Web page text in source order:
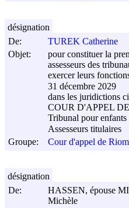
De:
TUREK Catherine
Objet:
pour constituer la
assesseurs des
exercer leurs
31 décembre 2029
dans les juridictions
COUR D'APPEL
Tribunal pour
Assesseurs titulaires
Groupe:
Cour d'appel de Riom
désignation
De:
HASSEN, épouse
Michèle
désignation